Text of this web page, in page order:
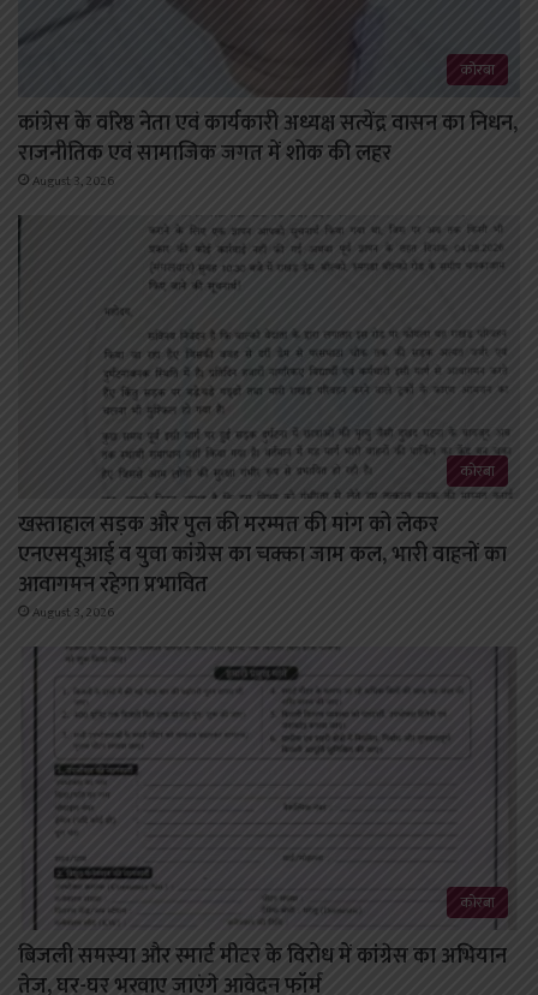
कोरबा
कांग्रेस के वरिष्ठ नेता एवं कार्यकारी अध्यक्ष सत्येंद्र वासन का निधन,
राजनीतिक एवं सामाजिक जगत में शोक की लहर
August 3, 2026
कोरबा
खस्ताहाल सड़क और पुल की मरम्मत की मांग को लेकर
एनएसयूआई व युवा कांग्रेस का चक्का जाम कल, भारी वाहनों का
आवागमन रहेगा प्रभावित
August 3, 2026
कोरबा
बिजली समस्या और स्मार्ट मीटर के विरोध में कांग्रेस का अभियान
तेज, घर-घर भरवाए जाएंगे आवेदन फॉर्म